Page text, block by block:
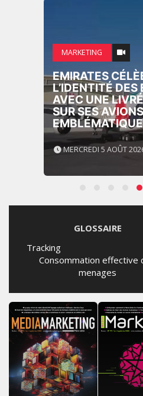
MARKETING
EMIRATES
L’IDENTITÉ DES
AVEC UNE
SUR SES AVIONS
MERCREDI 5 AOÛT
GLOSSAIRE
Tracking
Consommation effective
menages